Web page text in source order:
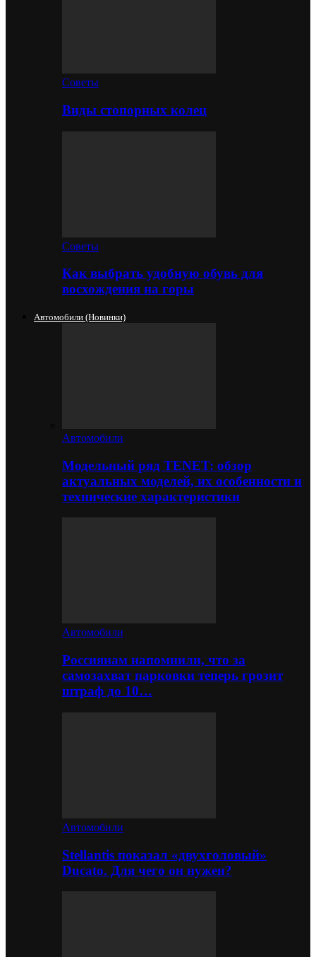
Советы
Виды стопорных колец
Советы
Как выбрать удобную обувь для
восхождения на горы
Автомобили (новинки)
Автомобили
Модельный ряд TENET: обзор
актуальных моделей, их особенности и
технические характеристики
Автомобили
Россиянам напомнили, что за
самозахват парковки теперь грозит
штраф до 10…
Автомобили
Stellantis показал «двухголовый»
Ducato. Для чего он нужен?